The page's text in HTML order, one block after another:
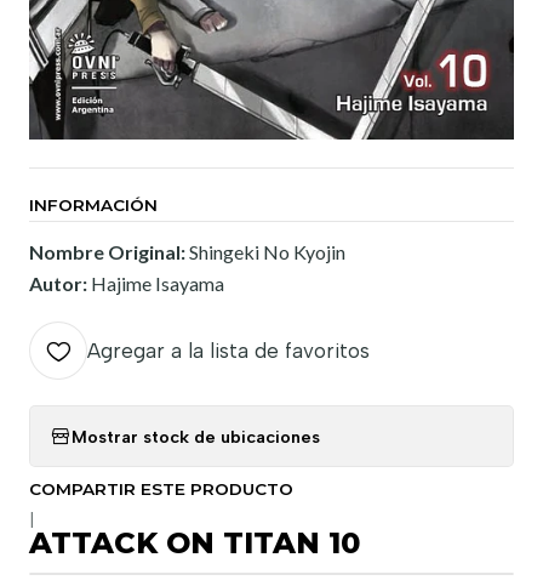
INFORMACIÓN
Nombre Original:Shingeki No Kyojin
Autor: Hajime Isayama
Agregar a la lista de favoritos
Mostrar stock de ubicaciones
COMPARTIR ESTE PRODUCTO
ATTACK ON TITAN 10